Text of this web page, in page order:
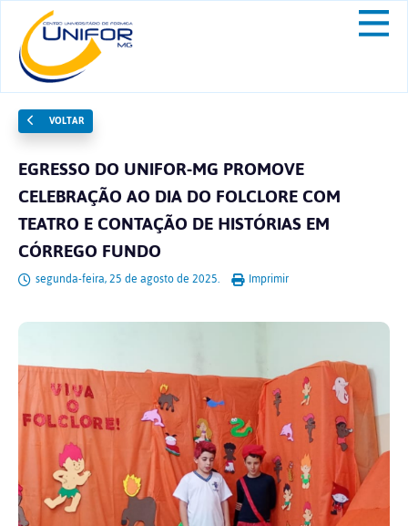
VOLTAR
EGRESSO DO UNIFOR-MG PROMOVE
CELEBRAÇÃO AO DIA DO FOLCLORE COM
TEATRO E CONTAÇÃO DE HISTÓRIAS EM
CÓRREGO FUNDO
segunda-feira, 25 de agosto de 2025. Imprimir